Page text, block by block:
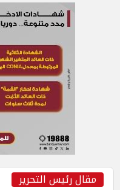
مقال رئيس التحرير